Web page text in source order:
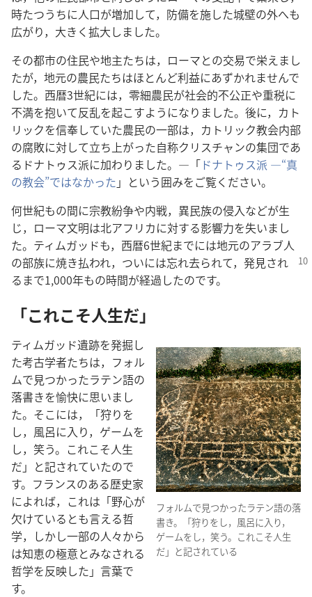
時たつうちに人口が増加して，防備を施した城壁の外へも
広がり，大きく拡大しました。
その都市の住民や地主たちは，ローマとの交易で栄えまし
たが，地元の農民たちはほとんど利益にあずかれませんで
した。西暦3世紀には，零細農民が社会的不公正や重税に
不満を抱いて反乱を起こすようになりました。後に，カト
リックを信奉していた農民の一部は，カトリック教会内部
の腐敗に対して立ち上がった自称クリスチャンの集団であ
るドナトゥス派に加わりました。―「 ドナトゥス派 ―“真
の教会”ではなかった 」という囲みをご覧ください。
何世紀もの間に宗教紛争や内戦，異民族の侵入などが生
じ，ローマ文明は北アフリカに対する影響力を失いまし
た。ティムガッドも，西暦6世紀までには地元のアラブ人
の部族に焼き払われ，ついには忘れ去られて， 発見され
るまで1,000年もの時間が経過したのです。
「これこそ人生だ」
フォルムで見つかったラテン語の落
書き。「狩りをし，風呂に入り，
ゲームをし，笑う。これこそ人生
だ」と記されている
ティムガッド遺跡を発掘し
た考古学者たちは，フォル
ムで見つかったラテン語の
落書きを愉快に思いまし
た。そこには，「狩りを
し，風呂に入り，ゲームを
し，笑う。これこそ人生
だ」と記されていたので
す。フランスのある歴史家
によれば，これは「野心が
欠けているとも言える哲
学，しかし一部の人々から
は知恵の極意とみなされる
哲学を反映した」言葉で
す。